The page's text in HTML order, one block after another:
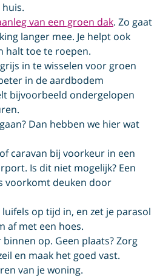
van een groen dak. Zo gaat
langer mee. Je helpt ook
halt toe te roepen.
in te wisselen voor groen
in de aardbodem
bijvoorbeeld ondergelopen
Dan hebben we hier wat
caravan bij voorkeur in een
Is dit niet mogelijk? Een
voorkomt deuken door
op tijd in, en zet je parasol
af met een hoes.
op. Geen plaats? Zorg
en maak het goed vast.
van je woning.